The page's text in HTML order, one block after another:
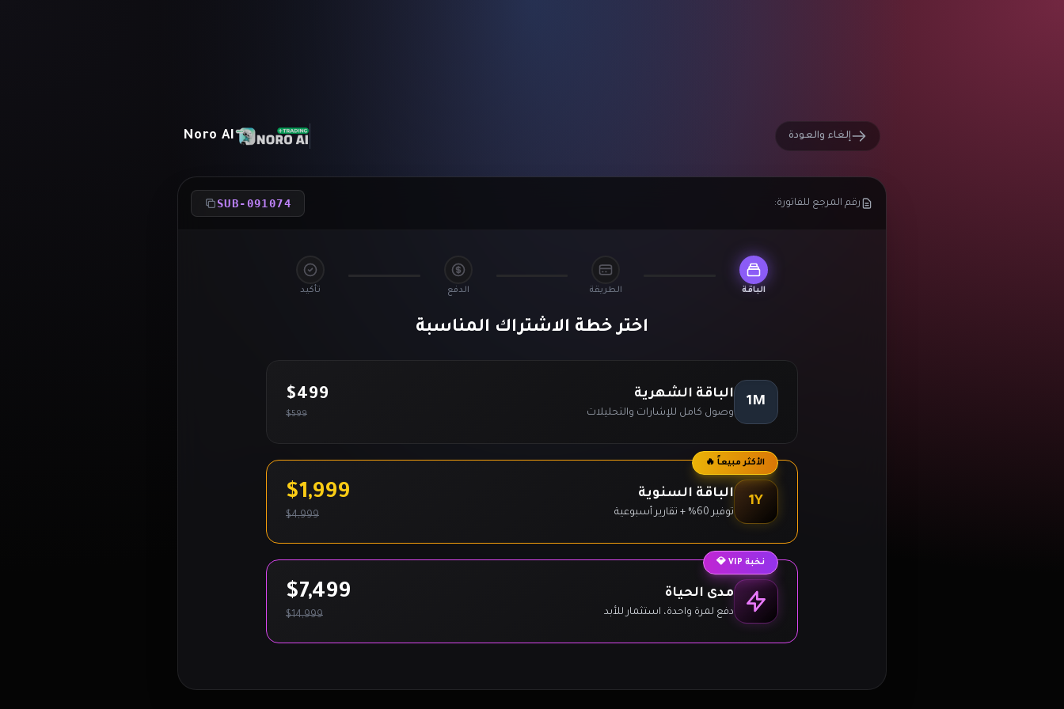
إلغاء والعودة Noro AI
رقم المرجع للفاتورة: SUB-091074
الباقة الطريقة الدفع تأكيد
اختر خطة الاشتراك المناسبة
1M الباقة الشهرية
وصول كامل للإشارات والتحليلات
$499
$599
الأكثر مبيعاً 🔥
1Y الباقة السنوية
توفير 60% + تقارير أسبوعية
$1,999
$4,999
نخبة VIP 💎
مدى الحياة
دفع لمرة واحدة، استثمار للأبد
$7,499
$14,999